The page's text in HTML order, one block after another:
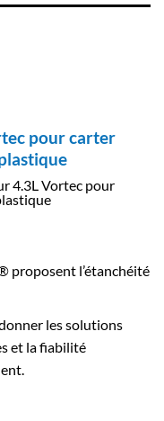
pour carter
4.3L Vortec pour
proposent l’étanchéité
les solutions
et la fiabilité